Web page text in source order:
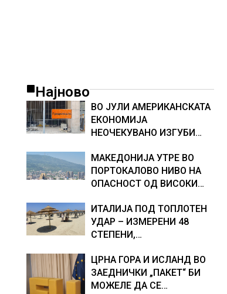
Најново
ВО ЈУЛИ АМЕРИКАНСКАТА
ЕКОНОМИЈА
НЕОЧЕКУВАНО ИЗГУБИ
МАКЕДОНИЈА УТРЕ ВО
ПОРТОКАЛОВО НИВО НА
ОПАСНОСТ ОД ВИСОКИ
ИТАЛИЈА ПОД ТОПЛОТЕН
УДАР – ИЗМЕРЕНИ 48
СТЕПЕНИ,
НАЈАВИЈА НОВИ
ПРОГНОЗИ ЗА СРЕДИНАТА
НА АВГУСТ
ЦРНА ГОРА И ИСЛАНД ВО
ЗАЕДНИЧКИ „ПАКЕТ“ БИ
МОЖЕЛЕ ДА СЕ